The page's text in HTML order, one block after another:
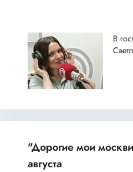
В
"Дорогие мои
августа